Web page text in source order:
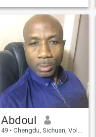
Abdoul
49 • Chengdu, Sichuan, Volksrep. China